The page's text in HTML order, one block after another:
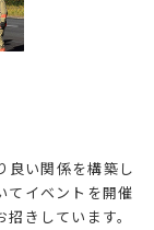
良い関係を構築し
てイベントを開催
きしています。